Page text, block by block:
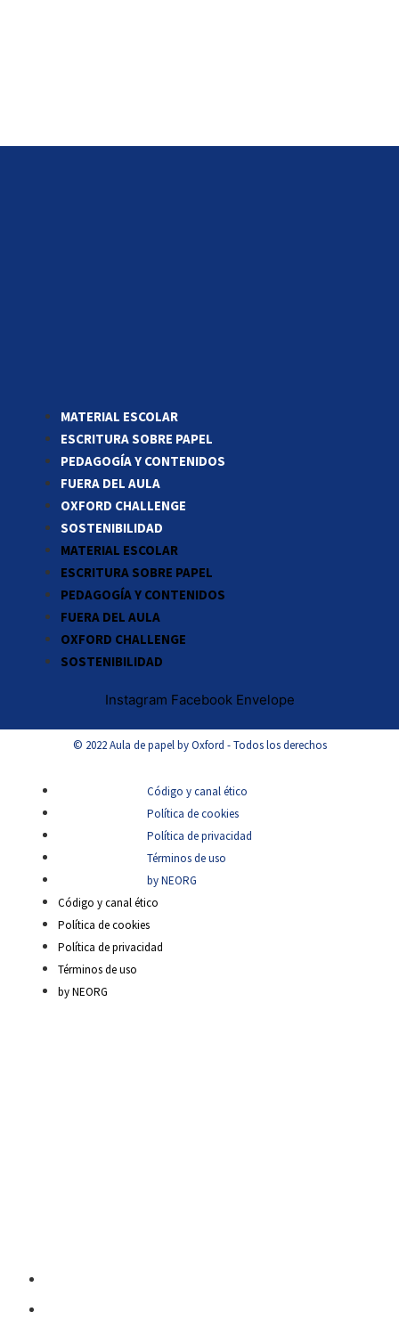
MATERIAL ESCOLAR
ESCRITURA SOBRE PAPEL
PEDAGOGÍA Y CONTENIDOS
FUERA DEL AULA
OXFORD CHALLENGE
SOSTENIBILIDAD
MATERIAL ESCOLAR
ESCRITURA SOBRE PAPEL
PEDAGOGÍA Y CONTENIDOS
FUERA DEL AULA
OXFORD CHALLENGE
SOSTENIBILIDAD
Instagram Facebook Envelope
© 2022 Aula de papel by Oxford - Todos los derechos
Código y canal ético
Política de cookies
Política de privacidad
Términos de uso
by NEORG
Código y canal ético
Política de cookies
Política de privacidad
Términos de uso
by NEORG